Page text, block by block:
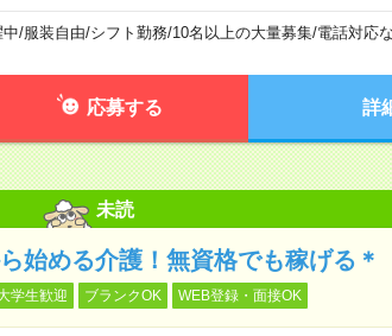
/服装自由/シフト勤務/10名以上の大量募集/電話対応
応募する 詳
未読
始める介護！無資格でも稼げる＊
学生歓迎 ブランクOK WEB登録・面接OK